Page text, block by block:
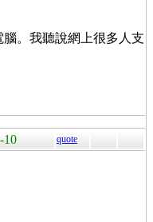
。我聽說網上很多人支
10 quote